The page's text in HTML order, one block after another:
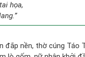
họa,
đắp nền, thờ cúng Táo